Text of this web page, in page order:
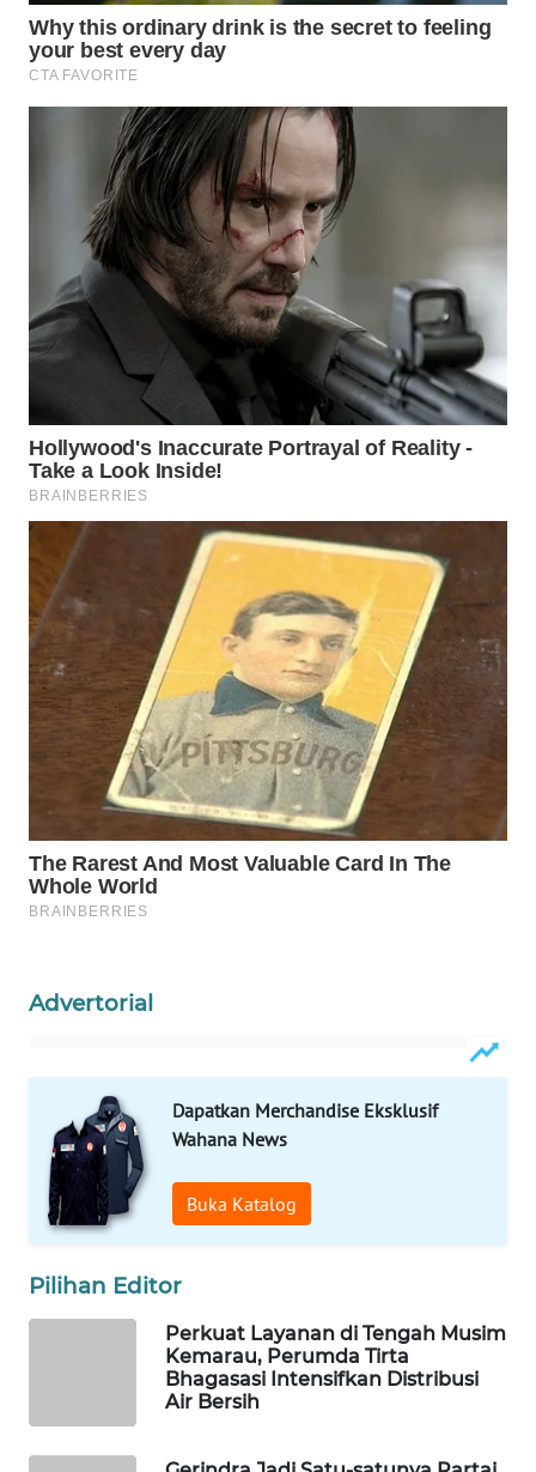
Advertorial
Dapatkan Merchandise Eksklusif
Wahana News
Buka Katalog
Pilihan Editor
Perkuat Layanan di Tengah Musim
Kemarau, Perumda Tirta
Bhagasasi Intensifkan Distribusi
Air Bersih
WAHANA
UMKM
WAHANA
PERSONA
WAHANA
OTOMOTIF
WAHANA
WAHANA
DESA
WISATA
LAPAK
WAHANA
Wahana
Network
KONSUMEN
LISTRIK
KELISTRIKAN
WALINKI
MAWAKA
MARTABAT
NET
PLN
WATCH
MKLI